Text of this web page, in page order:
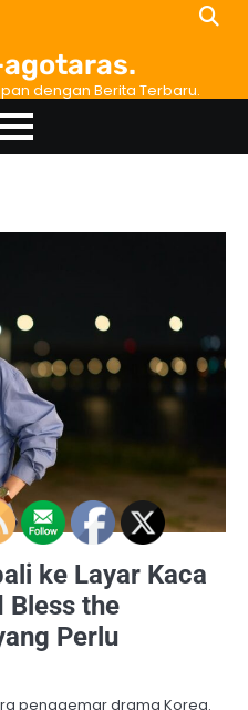
dengan Berita Terbaru.
ke Layar Kaca
Bless the
Perlu
penggemar drama Korea.